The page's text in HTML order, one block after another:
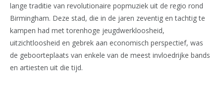
lange traditie van revolutionaire popmuziek uit de regio rond
Birmingham. Deze stad, die in de jaren zeventig en tachtig te
kampen had met torenhoge jeugdwerkloosheid,
uitzichtloosheid en gebrek aan economisch perspectief, was
de geboorteplaats van enkele van de meest invloedrijke bands
en artiesten uit die tijd.